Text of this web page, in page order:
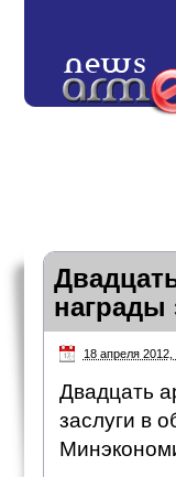
награды
18 апреля 2012,
Двадцать
заслуги в